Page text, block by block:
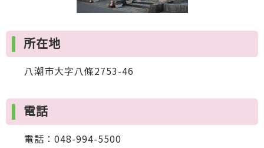
所在地
八潮市大字八條2753-46
電話
電話：048-994-5500